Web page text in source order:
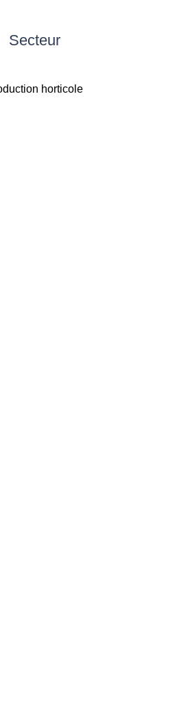
Secteur
horticole